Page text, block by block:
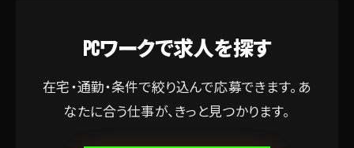
PCワークで求人を探す
在宅・通勤・条件で絞り込んで応募できます。あ
なたに合う仕事が、きっと見つかります。